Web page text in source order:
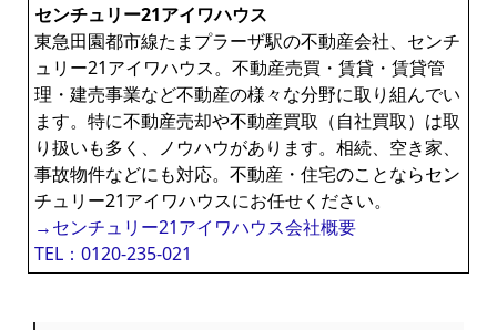
センチュリー21アイワハウス
東急田園都市線たまプラーザ駅の不動産会社、センチ
ュリー21アイワハウス。不動産売買・賃貸・賃貸管
理・建売事業など不動産の様々な分野に取り組んでい
ます。特に不動産売却や不動産買取（自社買取）は取
り扱いも多く、ノウハウがあります。相続、空き家、
事故物件などにも対応。不動産・住宅のことならセン
チュリー21アイワハウスにお任せください。
→センチュリー21アイワハウス会社概要
TEL：0120-235-021